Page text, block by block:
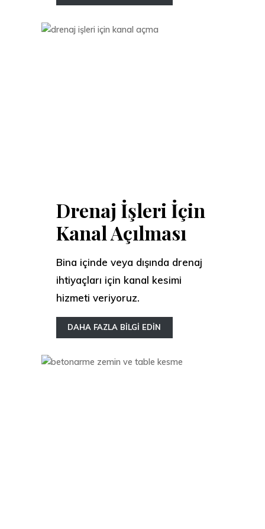
Drenaj İşleri İçin
Kanal Açılması
Bina içinde veya dışında drenaj
ihtiyaçları için kanal kesimi
hizmeti veriyoruz.
DAHA FAZLA BİLGİ EDİN